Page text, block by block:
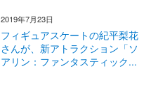
2019年7月23日
フィギュアスケートの紀平梨花
さんが、新アトラクション「ソ
アリン：ファンタスティック...